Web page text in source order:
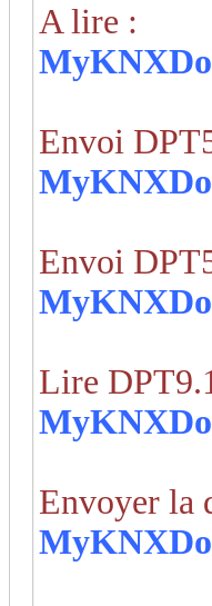
A lire :
Envoi
Envoi
Lire
Envoyer la